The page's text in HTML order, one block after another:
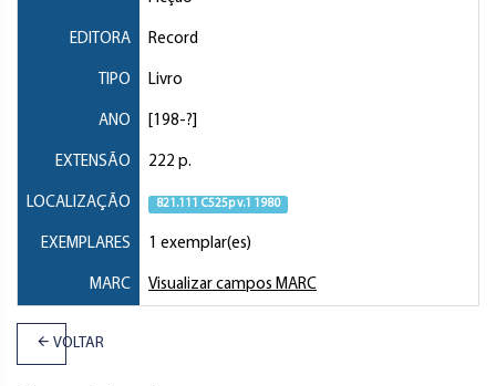
EDITORA Record
TIPO Livro
ANO [198-?]
EXTENSÃO 222 p.
LOCALIZAÇÃO 821.111 C525p v.1 1980
EXEMPLARES 1 exemplar(es)
MARC Visualizar campos MARC
VOLTAR